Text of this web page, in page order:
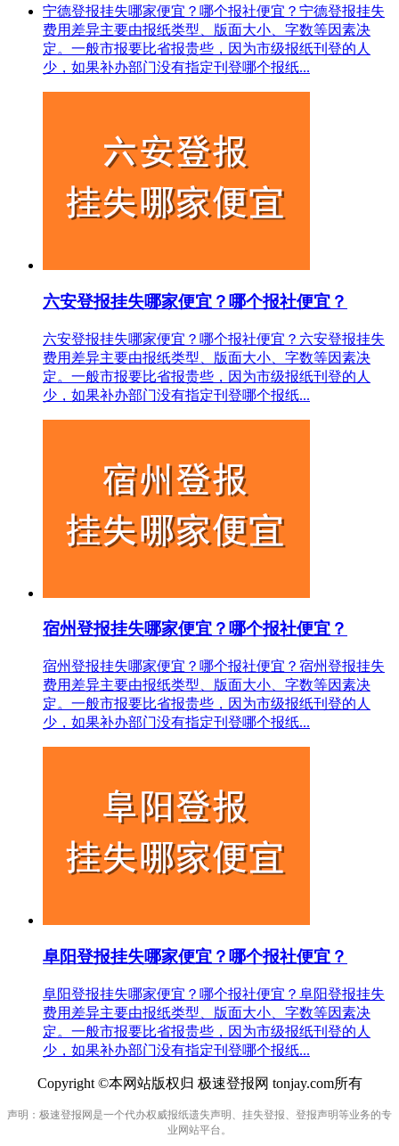
宁德登报挂失哪家便宜？哪个报社便宜？宁德登报挂失
费用差异主要由报纸类型、版面大小、字数等因素决
定。一般市报要比省报贵些，因为市级报纸刊登的人
少，如果补办部门没有指定刊登哪个报纸...
六安登报挂失哪家便宜？哪个报社便宜？
六安登报挂失哪家便宜？哪个报社便宜？六安登报挂失
费用差异主要由报纸类型、版面大小、字数等因素决
定。一般市报要比省报贵些，因为市级报纸刊登的人
少，如果补办部门没有指定刊登哪个报纸...
宿州登报挂失哪家便宜？哪个报社便宜？
宿州登报挂失哪家便宜？哪个报社便宜？宿州登报挂失
费用差异主要由报纸类型、版面大小、字数等因素决
定。一般市报要比省报贵些，因为市级报纸刊登的人
少，如果补办部门没有指定刊登哪个报纸...
阜阳登报挂失哪家便宜？哪个报社便宜？
阜阳登报挂失哪家便宜？哪个报社便宜？阜阳登报挂失
费用差异主要由报纸类型、版面大小、字数等因素决
定。一般市报要比省报贵些，因为市级报纸刊登的人
少，如果补办部门没有指定刊登哪个报纸...
Copyright ©本网站版权归 极速登报网 tonjay.com所有
声明：极速登报网是一个代办权威报纸遗失声明、挂失登报、登报声明等业务的专
业网站平台。